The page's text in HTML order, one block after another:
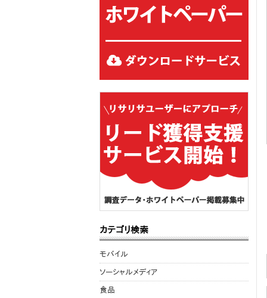
カテゴリ検索
モバイル
ソーシャルメディア
食品